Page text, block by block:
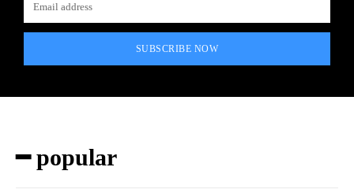
SUBSCRIBE NOW
━ popular